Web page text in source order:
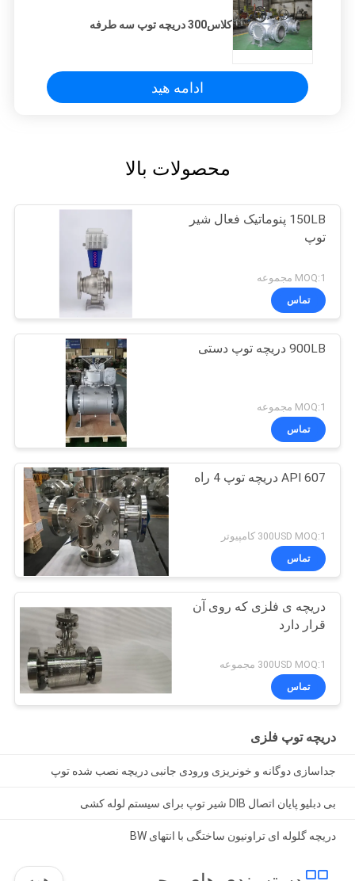
کلاس300 دریچه توپ سه طرفه
ادامه هید
محصولات بالا
150LB پنوماتیک فعال شیر
توپ
MOQ:1 مجموعه
تماس
900LB دریچه توپ دستی
MOQ:1 مجموعه
تماس
API 607 دریچه توپ 4 راه
300USD MOQ:1 کامپیوتر
تماس
دریچه ی فلزی که روی آن
قرار دارد
300USD MOQ:1 مجموعه
تماس
دریچه توپ فلزی
جداسازی دوگانه و خونریزی ورودی جانبی دریچه نصب شده توپ
بی دبلیو پایان اتصال DIB شیر توپ برای سیستم لوله کشی
دریچه گلوله ای تراونیون ساختگی با انتهای BW